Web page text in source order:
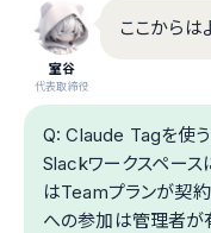
室谷
代表取締役
ここからは
Q: Claude Tagを使
Slackワークスペー
はTeamプランが契
への参加は管理者が